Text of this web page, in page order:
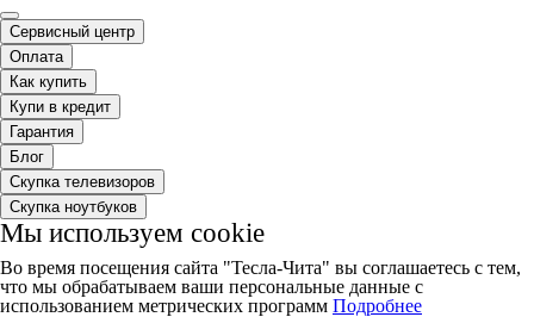
Сервисный центр
Оплата
Как купить
Купи в кредит
Гарантия
Блог
Скупка телевизоров
Скупка ноутбуков
Мы используем cookie
Во время посещения сайта "Тесла-Чита" вы соглашаетесь с тем,
что мы обрабатываем ваши персональные данные с
использованием метрических программ Подробнее